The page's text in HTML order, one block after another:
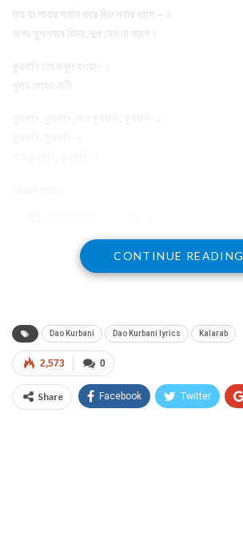
যার যা পাবার সমান করে দিও সবার ভাগে – ২
অপর মুসলমান রিদয়, দুখ যেন না জাগে।
কুরবানি তো কবুল হওয়া- ২
খুদার মেহের বানী
CONTINUE READING
Dao Kurbani Dao Kurbani lyrics Kalarab
0
2,573
Share Facebook Twitter